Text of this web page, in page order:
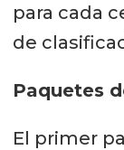
para cada
de
Paquetes
El primer